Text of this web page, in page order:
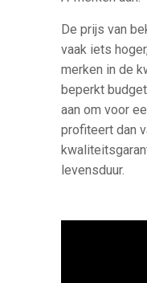
De prijs van
vaak iets
merken in de
beperkt
aan om voor
profiteert dan
levensduur.